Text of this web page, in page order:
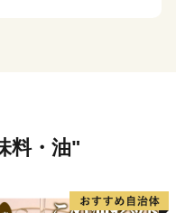
丈夫さ、軽さ、独特
料・油"